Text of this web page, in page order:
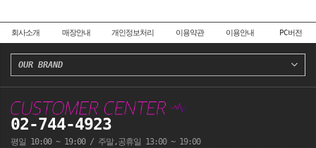
회사소개 매장안내 개인정보처리 이용약관 이용안내 PC버전
OUR BRAND
02-744-4923
평일 10:00 ~ 19:00 / 주말,공휴일 13:00 ~ 19:00